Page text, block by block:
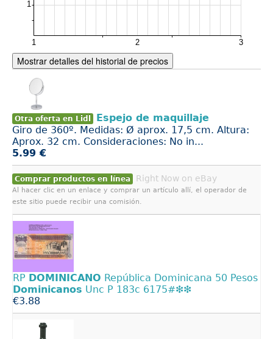
Mostrar detalles del historial de precios
Otra oferta en Lidl
Espejo de maquillaje
Giro de 360º. Medidas: Ø aprox. 17,5 cm. Altura:
Aprox. 32 cm. Consideraciones: No in...
5.99 €
Comprar productos en línea Right Now on eBay
Al hacer clic en un enlace y comprar un artículo allí, el operador de
este sitio puede recibir una comisión.
RP DOMINICANO República Dominicana 50 Pesos
Dominicanos Unc P 183c 6175#❇️❇️
€3.88